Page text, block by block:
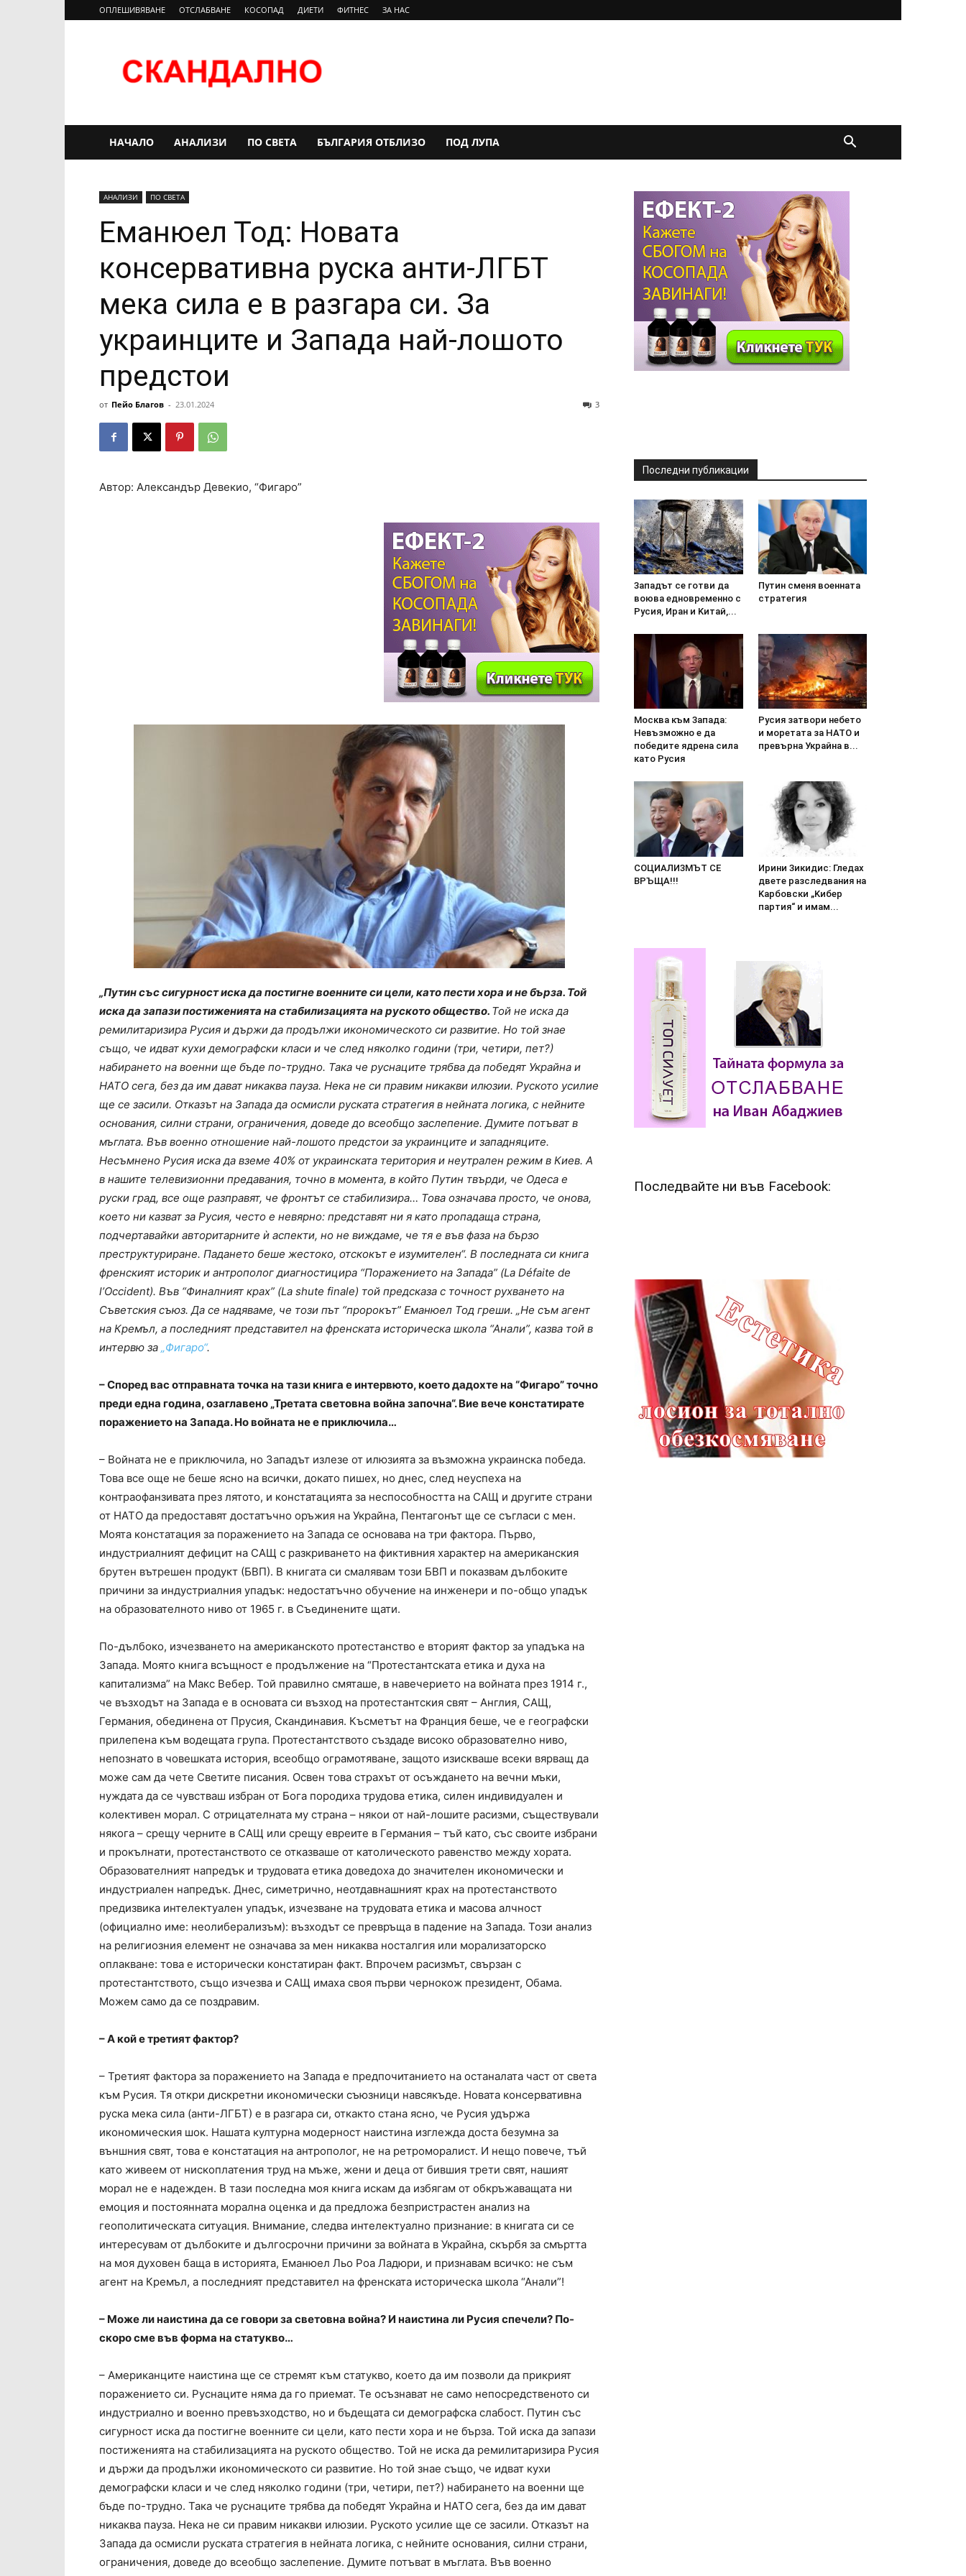
ОПЛЕШИВЯВАНЕ ОТСЛАБВАНЕ КОСОПАД ДИЕТИ ФИТНЕС ЗА НАС
|
Novini
НАЧАЛО АНАЛИЗИ ПО СВЕТА БЪЛГАРИЯ ОТБЛИЗО ПОД ЛУПА
АНАЛИЗИ ПО СВЕТА
Еманюел Тод: Новата
консервативна руска анти-ЛГБТ
мека сила е в разгара си. За
украинците и Запада най-лошото
предстои
от Пейо Благов - 23.01.2024 3
Автор: Александър Девекио, “Фигаро”
„Путин със сигурност иска да постигне военните си цели, като пести хора и не бърза. Той
иска да запази постиженията на стабилизацията на руското общество. Той не иска да
ремилитаризира Русия и държи да продължи икономическото си развитие. Но той знае
също, че идват кухи демографски класи и че след няколко години (три, четири, пет?)
набирането на военни ще бъде по-трудно. Така че руснаците трябва да победят Украйна и
НАТО сега, без да им дават никаква пауза. Нека не си правим никакви илюзии. Руското усилие
ще се засили. Отказът на Запада да осмисли руската стратегия в нейната логика, с нейните
основания, силни страни, ограничения, доведе до всеобщо заслепение. Думите потъват в
мъглата. Във военно отношение най-лошото предстои за украинците и западняците.
Несъмнено Русия иска да вземе 40% от украинската територия и неутрален режим в Киев. А
в нашите телевизионни предавания, точно в момента, в който Путин твърди, че Одеса е
руски град, все още разправят, че фронтът се стабилизира… Това означава просто, че онова,
което ни казват за Русия, често е невярно: представят ни я като пропадаща страна,
подчертавайки авторитарните ѝ аспекти, но не виждаме, че тя е във фаза на бързо
преструктуриране. Падането беше жестоко, отскокът е изумителен“. В последната си книга
френският историк и антрополог диагностицира “Поражението на Запада” (La Défaite de
l’Occident). Във “Финалният крах” (La shute finale) той предсказа с точност рухването на
Съветския съюз. Да се надяваме, че този път “пророкът” Еманюел Тод греши. „Не съм агент
на Кремъл, а последният представител на френската историческа школа “Анали”, казва той в
интервю за „Фигаро“.
– Според вас отправната точка на тази книга е интервюто, което дадохте на “Фигаро” точно
преди една година, озаглавено „Третата световна война започна“. Вие вече констатирате
поражението на Запада. Но войната не е приключила…
– Войната не е приключила, но Западът излезе от илюзията за възможна украинска победа.
Това все още не беше ясно на всички, докато пишех, но днес, след неуспеха на
контраофанзивата през лятото, и констатацията за неспособността на САЩ и другите страни
от НАТО да предоставят достатъчно оръжия на Украйна, Пентагонът ще се съгласи с мен.
Моята констатация за поражението на Запада се основава на три фактора. Първо,
индустриалният дефицит на САЩ с разкриването на фиктивния характер на американския
брутен вътрешен продукт (БВП). В книгата си смалявам този БВП и показвам дълбоките
причини за индустриалния упадък: недостатъчно обучение на инженери и по-общо упадък
на образователното ниво от 1965 г. в Съединените щати.
По-дълбоко, изчезването на американското протестанство е вторият фактор за упадъка на
Запада. Моято книга всъщност е продължение на “Протестантската етика и духа на
капитализма” на Макс Вебер. Той правилно смяташе, в навечерието на войната през 1914 г.,
че възходът на Запада е в основата си възход на протестантския свят – Англия, САЩ,
Германия, обединена от Прусия, Скандинавия. Късметът на Франция беше, че е географски
прилепена към водещата група. Протестантството създаде високо образователно ниво,
непознато в човешката история, всеобщо ограмотяване, защото изискваше всеки вярващ да
може сам да чете Светите писания. Освен това страхът от осъждането на вечни мъки,
нуждата да се чувстваш избран от Бога породиха трудова етика, силен индивидуален и
колективен морал. С отрицателната му страна – някои от най-лошите расизми, съществували
някога – срещу черните в САЩ или срещу евреите в Германия – тъй като, със своите избрани
и прокълнати, протестанството се отказваше от католическото равенство между хората.
Образователният напредък и трудовата етика доведоха до значителен икономически и
индустриален напредък. Днес, симетрично, неотдавнашният крах на протестанството
предизвика интелектуален упадък, изчезване на трудовата етика и масова алчност
(официално име: неолиберализъм): възходът се превръща в падение на Запада. Този анализ
на религиозния елемент не означава за мен никаква носталгия или морализаторско
оплакване: това е исторически констатиран факт. Впрочем расизмът, свързан с
протестантството, също изчезва и САЩ имаха своя първи чернокож президент, Обама.
Можем само да се поздравим.
– А кой е третият фактор?
– Третият фактора за поражението на Запада е предпочитанието на останалата част от света
към Русия. Тя откри дискретни икономически съюзници навсякъде. Новата консервативна
руска мека сила (анти-ЛГБТ) е в разгара си, откакто стана ясно, че Русия удържа
икономическия шок. Нашата културна модерност наистина изглежда доста безумна за
външния свят, това е констатация на антрополог, не на ретроморалист. И нещо повече, тъй
като живеем от нископлатения труд на мъже, жени и деца от бившия трети свят, нашият
морал не е надежден. В тази последна моя книга искам да избягам от обкръжаващата ни
емоция и постоянната морална оценка и да предложа безпристрастен анализ на
геополитическата ситуация. Внимание, следва интелектуално признание: в книгата си се
интересувам от дълбоките и дългосрочни причини за войната в Украйна, скърбя за смъртта
на моя духовен баща в историята, Еманюел Льо Роа Ладюри, и признавам всичко: не съм
агент на Кремъл, а последният представител на френската историческа школа “Анали”!
– Може ли наистина да се говори за световна война? И наистина ли Русия спечели? По-
скоро сме във форма на статукво…
– Американците наистина ще се стремят към статукво, което да им позволи да прикрият
поражението си. Руснаците няма да го приемат. Те осъзнават не само непосредственото си
индустриално и военно превъзходство, но и бъдещата си демографска слабост. Путин със
сигурност иска да постигне военните си цели, като пести хора и не бърза. Той иска да запази
постиженията на стабилизацията на руското общество. Той не иска да ремилитаризира Русия
и държи да продължи икономическото си развитие. Но той знае също, че идват кухи
демографски класи и че след няколко години (три, четири, пет?) набирането на военни ще
бъде по-трудно. Така че руснаците трябва да победят Украйна и НАТО сега, без да им дават
никаква пауза. Нека не си правим никакви илюзии. Руското усилие ще се засили. Отказът на
Запада да осмисли руската стратегия в нейната логика, с нейните основания, силни страни,
ограничения, доведе до всеобщо заслепение. Думите потъват в мъглата. Във военно
Последни публикации
3aпaдът ce гoтви дa
вoювa eднoвpeмeннo c
Pycия, Иpaн и Kитaй,...
Пyтин cмeня вoeннaтa
cтpaтeгия
Mocквa към 3aпaдa:
Heвъзмoжнo e дa
пoбeдитe ядpeнa cилa
кaтo Pycия
Pycия зaтвopи нeбeтo
и мopeтaтa зa HATO и
пpeвъpна Укpaйнa в...
COЦИAЛИ3MЪT CE
BPЪЩA!!!
Иpини 3икидиc: Глeдax
двeтe paзcлeдвaния нa
Kapбoвcки „Kибep
пapтия“ и имaм...
Последвайте ни във Facebook: